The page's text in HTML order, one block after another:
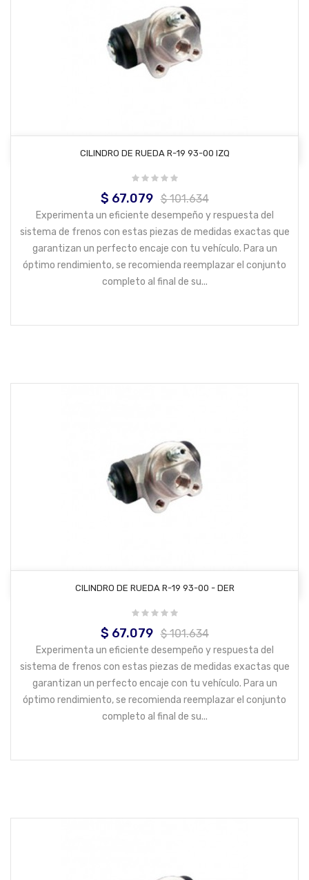
AÑADIR AL CARRITO
CILINDRO DE RUEDA R-19 93-00 IZQ
Precio
$ 67.079
Precio
base
$ 101.634
Experimenta un eficiente desempeño y respuesta del
sistema de frenos con estas piezas de medidas exactas que
garantizan un perfecto encaje con tu vehículo. Para un
óptimo rendimiento, se recomienda reemplazar el conjunto
completo al final de su...
AÑADIR AL CARRITO
CILINDRO DE RUEDA R-19 93-00 - DER
Precio
$ 67.079
Precio
base
$ 101.634
Experimenta un eficiente desempeño y respuesta del
sistema de frenos con estas piezas de medidas exactas que
garantizan un perfecto encaje con tu vehículo. Para un
óptimo rendimiento, se recomienda reemplazar el conjunto
completo al final de su...